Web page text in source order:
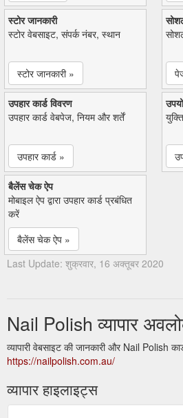
स्टोर जानकारी
स्टोर वेबसाइट, संपर्क नंबर, स्थान
स्टोर जानकारी »
उपहार कार्ड विवरण
उपहार कार्ड वेबपेज, नियम और शर्तें
उपहार कार्ड »
बैलेंस चेक ऐप
मोबाइल ऐप द्वारा उपहार कार्ड प्रबंधित
करें
बैलेंस चेक ऐप »
Last Update: शुक्रवार, 16 अक्तूबर 2020
Nail Polish व्यापार
व्यापारी वेबसाइट की जानकारी और Nail Polish
https://nailpolish.com.au/
व्यापार हाइलाइट्स